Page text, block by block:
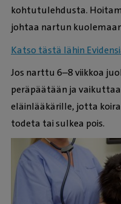
kohtutulehdusta.
johtaa nartun
Katso tästä lähin
Jos narttu 6–8 viikkoa
peräpäätään ja
eläinlääkärille, jotta
todeta tai sulkea pois.